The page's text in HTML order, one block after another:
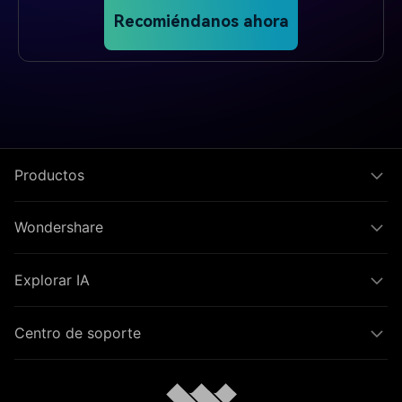
Recomiéndanos ahora
Productos
Wondershare
Explorar IA
Centro de soporte